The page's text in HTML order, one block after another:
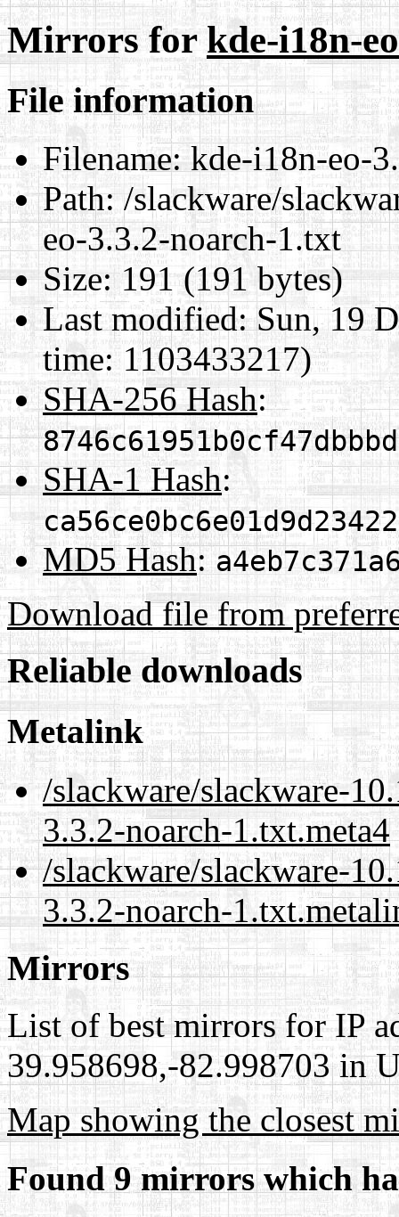
Mirrors forkde-i18n-
File information
Filename:kde-i18n-eo-
Path:/slackware/
eo-3.3.2-noarch-1.txt
Size:191 (191 bytes)
Last modified:Sun, 19
time: 1103433217)
SHA-256 Hash:
SHA-1 Hash:
MD5 Hash:
Download file from
Reliable downloads
Metalink
/slackware/slackware-
3.3.2-noarch-1.txt.meta4
/slackware/slackware-
3.3.2-noarch-
Mirrors
List of best mirrors for IP
39.958698,-82.998703 in
Map showing the closest
Found 9 mirrors which